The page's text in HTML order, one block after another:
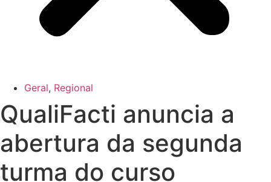
Geral, Regional
QualiFacti anuncia a
abertura da segunda
turma do curso